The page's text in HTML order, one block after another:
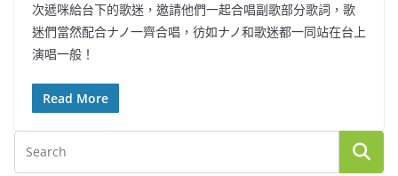
次遞咪給台下的歌迷，邀請他們一起合唱副歌部分歌詞，歌
迷們當然配合ナノ一齊合唱，彷如ナノ和歌迷都一同站在台上
演唱一般！
Read More